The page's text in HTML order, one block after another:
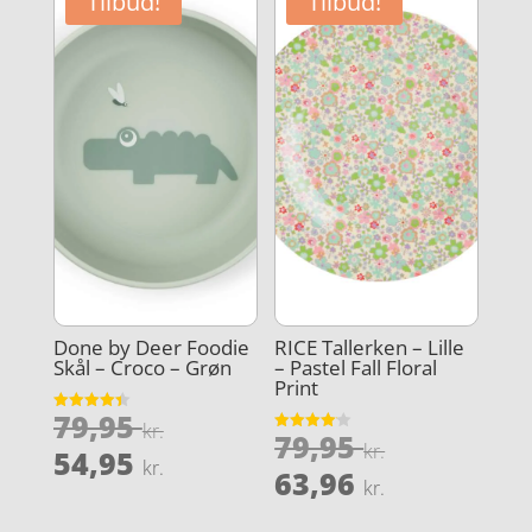
63,96 kr.. 32,50 kr..
Done by Deer Foodie
Skål – Croco – Grøn
Vurderet
4.4
79,95kr.Den
oprindelige
pris
54,95 kr.
aktuelle
RICE Tallerken – Lille
– Pastel Fall Floral
Print
Vurderet
4.1
79,95kr.Den
63,96 kr.